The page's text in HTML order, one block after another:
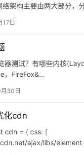
络架构主要由两大部分，
17日
器测试？有哪些内核
，FireFox&…
30日
化cdn
cdn = { css: [
ajax/libs/